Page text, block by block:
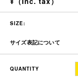
SIZE:
サイズ表記について
QUANTITY